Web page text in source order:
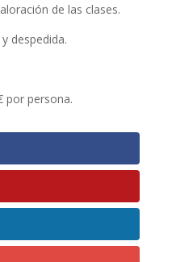
de las clases.
despedida.
por persona.